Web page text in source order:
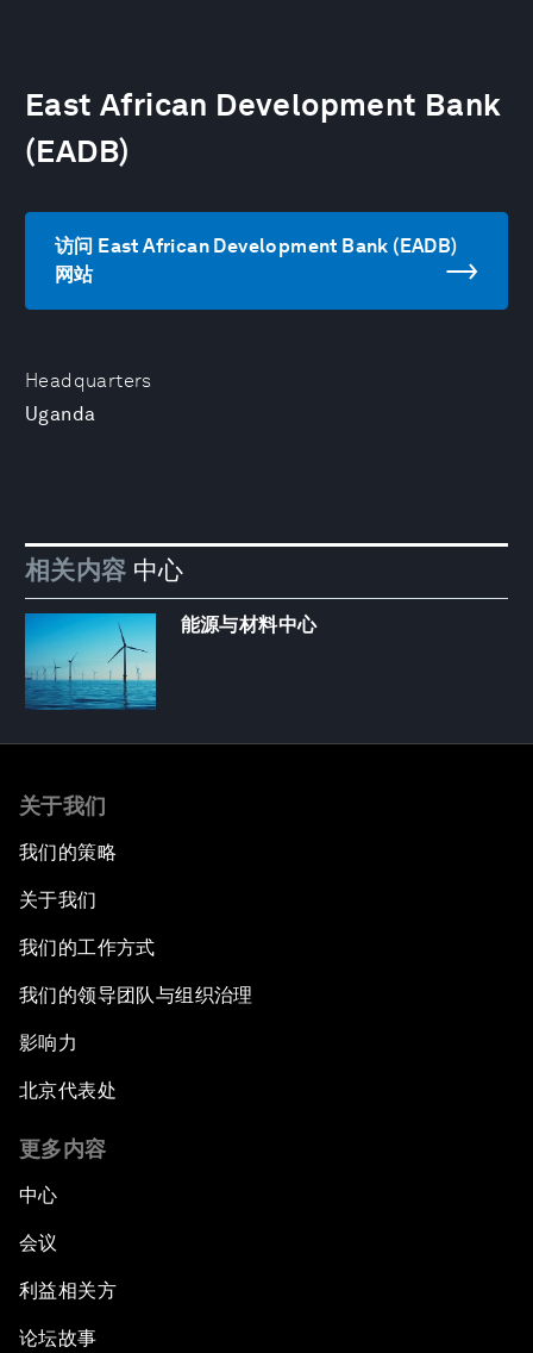
Headquarters
Uganda
East African Development Bank
(EADB)
访问 East African Development Bank (EADB)
网站
相关内容 中心
能源与材料中心
关于我们
我们的策略
关于我们
我们的工作方式
我们的领导团队与组织治理
影响力
北京代表处
更多内容
中心
会议
利益相关方
论坛故事